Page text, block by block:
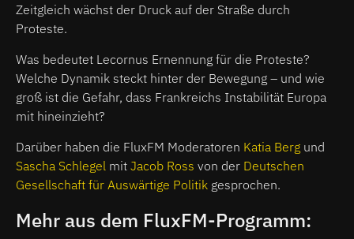
Zeitgleich wächst der Druck auf der Straße durch
Proteste.
Was bedeutet Lecornus Ernennung für die Proteste?
Welche Dynamik steckt hinter der Bewegung – und wie
groß ist die Gefahr, dass Frankreichs Instabilität Europa
mit hineinzieht?
Darüber haben die FluxFM Moderatoren Katia Berg und
Sascha Schlegel mit Jacob Ross von der Deutschen
Gesellschaft für Auswärtige Politik gesprochen.
Mehr aus dem FluxFM-Programm: